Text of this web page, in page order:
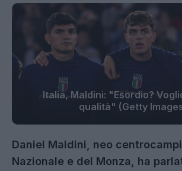
Italia, Maldini: "Esordio?
qualità" (Getty
Daniel Maldini, neo
Nazionale e del Monza, ha